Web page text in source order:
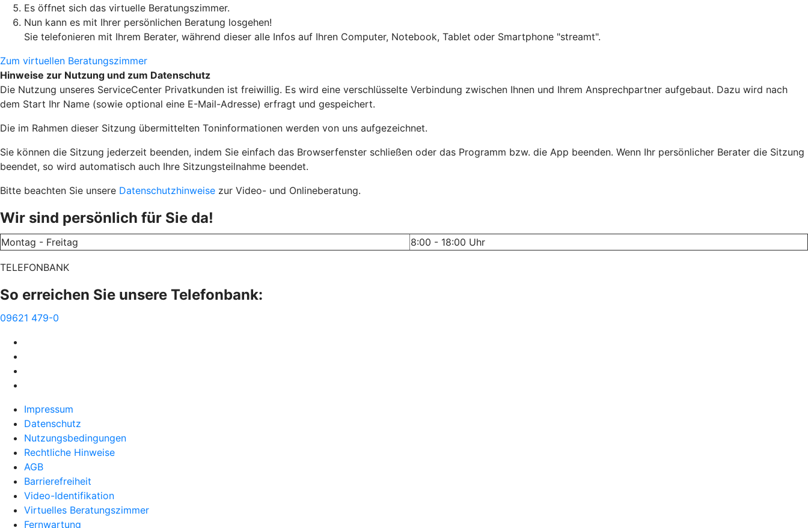
Es öffnet sich das virtuelle Beratungszimmer.
Nun kann es mit Ihrer persönlichen Beratung losgehen!
Sie telefonieren mit Ihrem Berater, während dieser alle Infos auf Ihren Computer, Notebook, Tablet oder Smartphone "streamt".
Zum virtuellen Beratungszimmer
Hinweise zur Nutzung und zum Datenschutz
Die Nutzung unseres ServiceCenter Privatkunden ist freiwillig. Es wird eine verschlüsselte Verbindung zwischen Ihnen und Ihrem Ansprechpartner aufgebaut. Dazu wird nach
dem Start Ihr Name (sowie optional eine E-Mail-Adresse) erfragt und gespeichert.
Die im Rahmen dieser Sitzung übermittelten Toninformationen werden von uns aufgezeichnet.
Sie können die Sitzung jederzeit beenden, indem Sie einfach das Browserfenster schließen oder das Programm bzw. die App beenden. Wenn Ihr persönlicher Berater die Sitzung
beendet, so wird automatisch auch Ihre Sitzungsteilnahme beendet.
Bitte beachten Sie unsere Datenschutzhinweise zur Video- und Onlineberatung.
Wir sind persönlich für Sie da!
Montag - Freitag 8:00 - 18:00 Uhr
TELEFONBANK
So erreichen Sie unsere Telefonbank:
09621 479-0
Impressum
Datenschutz
Nutzungsbedingungen
Rechtliche Hinweise
AGB
Barrierefreiheit
Video-Identifikation
Virtuelles Beratungszimmer
Fernwartung